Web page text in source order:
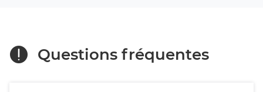
Questions fréquentes